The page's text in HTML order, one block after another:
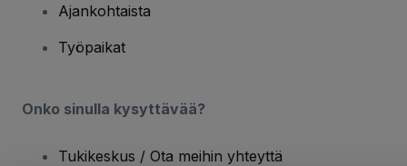
Ajankohtaista
Työpaikat
Onko sinulla kysyttävää?
Tukikeskus / Ota meihin yhteyttä